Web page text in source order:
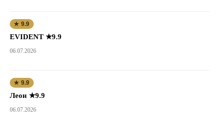
★ 9.9
EVIDENT ★9.9
06.07.2026
★ 9.9
Леон ★9.9
06.07.2026